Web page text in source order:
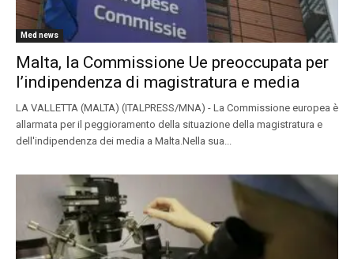
Med news
Malta, la Commissione Ue preoccupata per
l’indipendenza di magistratura e media
LA VALLETTA (MALTA) (ITALPRESS/MNA) - La Commissione europea è
allarmata per il peggioramento della situazione della magistratura e
dell'indipendenza dei media a Malta.Nella sua...